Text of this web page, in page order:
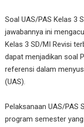
Soal UAS/PAS Kelas 3
jawabannya ini
Kelas 3 SD/MI Revisi
dapat menjadikan soal
referensi dalam
(UAS).
Pelaksanaan UAS/PAS
program semester